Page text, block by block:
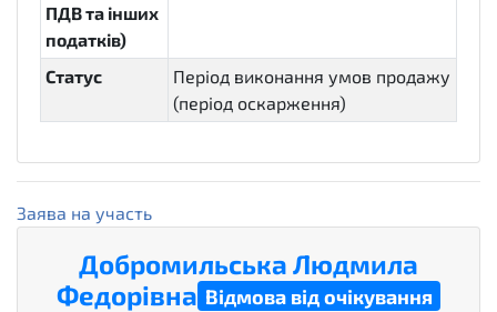
ПДВ та інших
податків)
Статус
Період виконання умов продажу
(період оскарження)
Заява на участь
Добромильська Людмила
Федорівна Відмова від очікування